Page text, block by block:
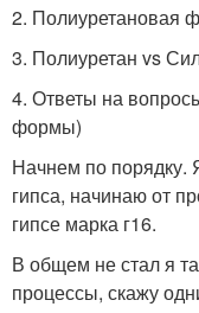
2. Полиуретановая
3. Полиуретан vs
4. Ответы на
формы)
Начнем по порядку.
гипса, начинаю от
гипсе марка г16.
В общем не стал я
процессы, скажу